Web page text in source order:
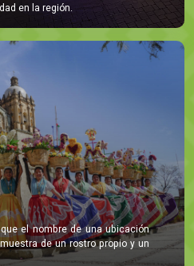
en la región.
el nombre de una ubicación
de un rostro propio y un